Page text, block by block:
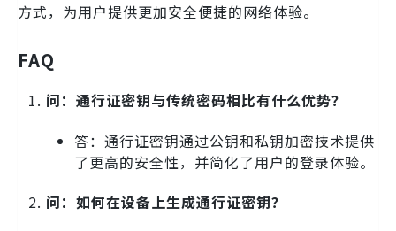
方式，为用户提供更加安全便捷的网络体验。
FAQ
问：通行证密钥与传统密码相比有什么优势？
答：通行证密钥通过公钥和私钥加密技术提供
了更高的安全性，并简化了用户的登录体验。
问：如何在设备上生成通行证密钥？